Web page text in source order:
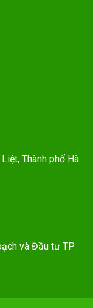
Thành phố Hà
và Đầu tư TP